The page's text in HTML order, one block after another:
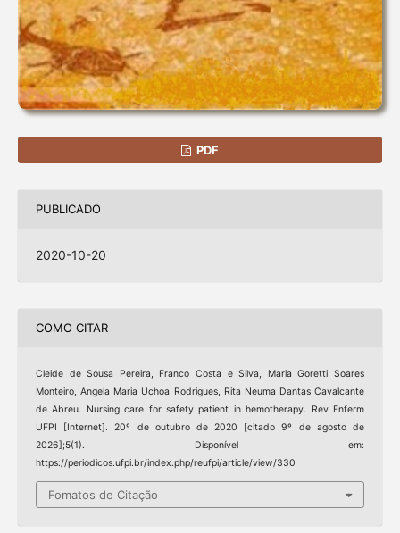
PDF
PUBLICADO
2020-10-20
COMO CITAR
Cleide de Sousa Pereira, Franco Costa e Silva, Maria Goretti Soares
Monteiro, Angela Maria Uchoa Rodrigues, Rita Neuma Dantas Cavalcante
de Abreu. Nursing care for safety patient in hemotherapy. Rev Enferm
UFPI [Internet]. 20º de outubro de 2020 [citado 9º de agosto de
2026];5(1). Disponível em:
https://periodicos.ufpi.br/index.php/reufpi/article/view/330
Fomatos de Citação